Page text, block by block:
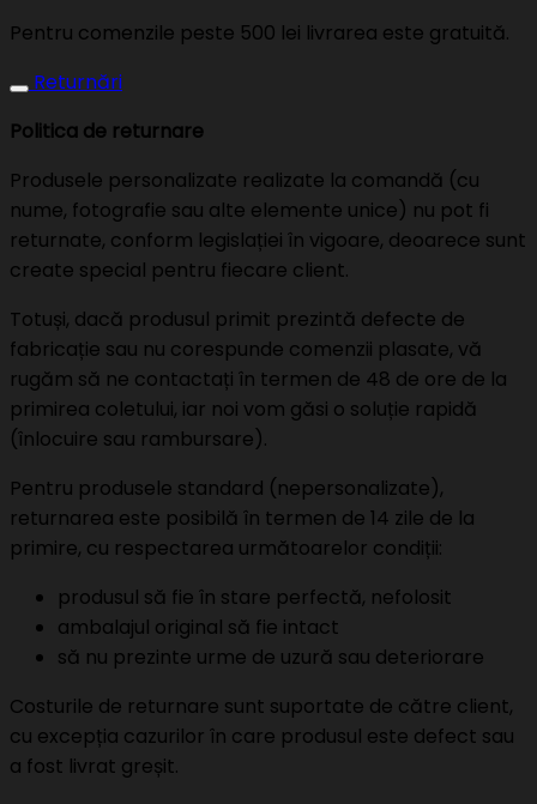
Pentru comenzile peste 500 lei livrarea este gratuită.
Returnări
Politica de returnare
Produsele personalizate realizate la comandă (cu
nume, fotografie sau alte elemente unice) nu pot fi
returnate, conform legislației în vigoare, deoarece sunt
create special pentru fiecare client.
Totuși, dacă produsul primit prezintă defecte de
fabricație sau nu corespunde comenzii plasate, vă
rugăm să ne contactați în termen de 48 de ore de la
primirea coletului, iar noi vom găsi o soluție rapidă
(înlocuire sau rambursare).
Pentru produsele standard (nepersonalizate),
returnarea este posibilă în termen de 14 zile de la
primire, cu respectarea următoarelor condiții:
produsul să fie în stare perfectă, nefolosit
ambalajul original să fie intact
să nu prezinte urme de uzură sau deteriorare
Costurile de returnare sunt suportate de către client,
cu excepția cazurilor în care produsul este defect sau
a fost livrat greșit.